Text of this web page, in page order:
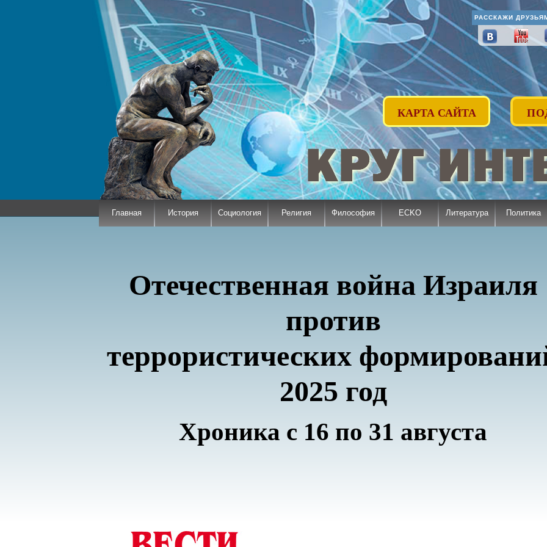
РАССКАЖИ
КАРТА САЙТА
Отечественная война Израиля
против
террористических
2025 год
Хроника c 16 по 31 августа
Главная История Социология Религия Философия ECKO Литература Политика